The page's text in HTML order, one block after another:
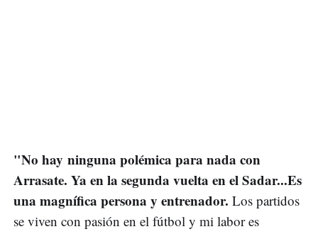
"No hay ninguna polémica para nada con
Arrasate. Ya en la segunda vuelta en el Sadar...Es
una magnífica persona y entrenador. Los partidos
se viven con pasión en el fútbol y mi labor es